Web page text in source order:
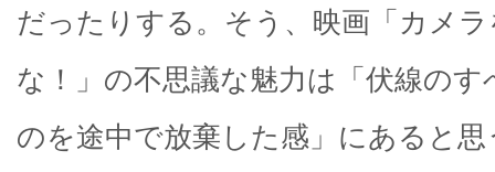
だったりする。そう、映画「カメ
な！」の不思議な魅力は「伏線の
のを途中で放棄した感」にあると